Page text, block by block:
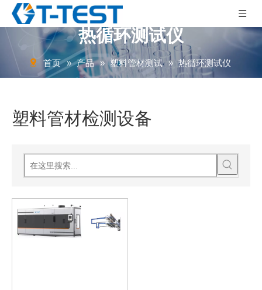
热循环测试仪
首页 » 产品 » 塑料管材测试 » 热循环测试仪
塑料管材检测设备